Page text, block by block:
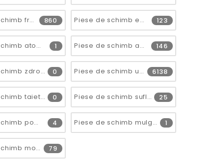
Piese de schimb freze de zapada 860 Piese de schimb emondoare 123
Piese de schimb atomizoare 1 Piese de schimb aparate de sudura 146
Piese de schimb zdrobitor 0 Piese de schimb utilaje de sapat 6138
Piese de schimb taietoare de beton 0 Piese de schimb suflante 25
Piese de schimb pompe submersibile 4 Piese de schimb mulgatori 1
Piese de schimb motopompe 79